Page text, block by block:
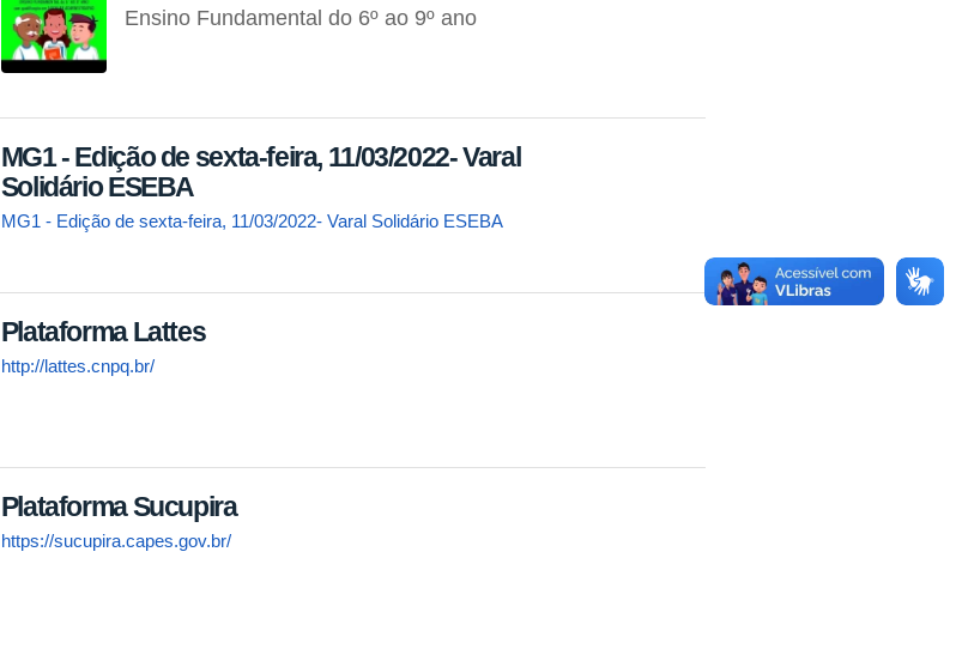
Ensino Fundamental do 6º ao 9º ano
MG1 - Edição de sexta-feira, 11/03/2022- Varal
Solidário ESEBA
MG1 - Edição de sexta-feira, 11/03/2022- Varal Solidário ESEBA
Plataforma Lattes
http://lattes.cnpq.br/
Plataforma Sucupira
https://sucupira.capes.gov.br/